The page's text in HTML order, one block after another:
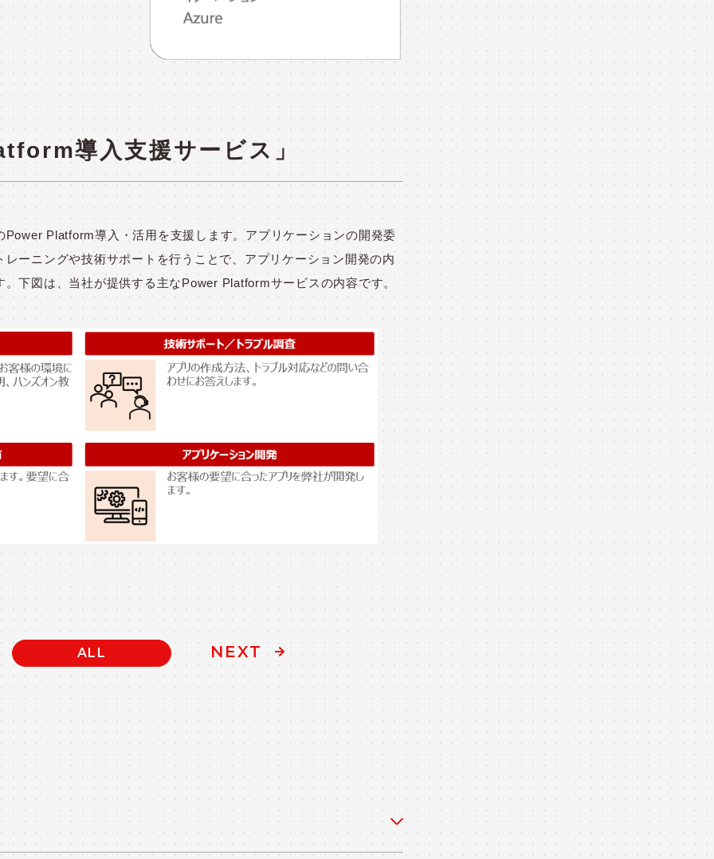
導入支援サービス」
Platform導入・活用を支援します。アプリケーションの開発委
ーニングや技術サポートを行うことで、アプリケーション開発の内
下図は、当社が提供する主なPower Platformサービスの内容です。
ALL NEXT